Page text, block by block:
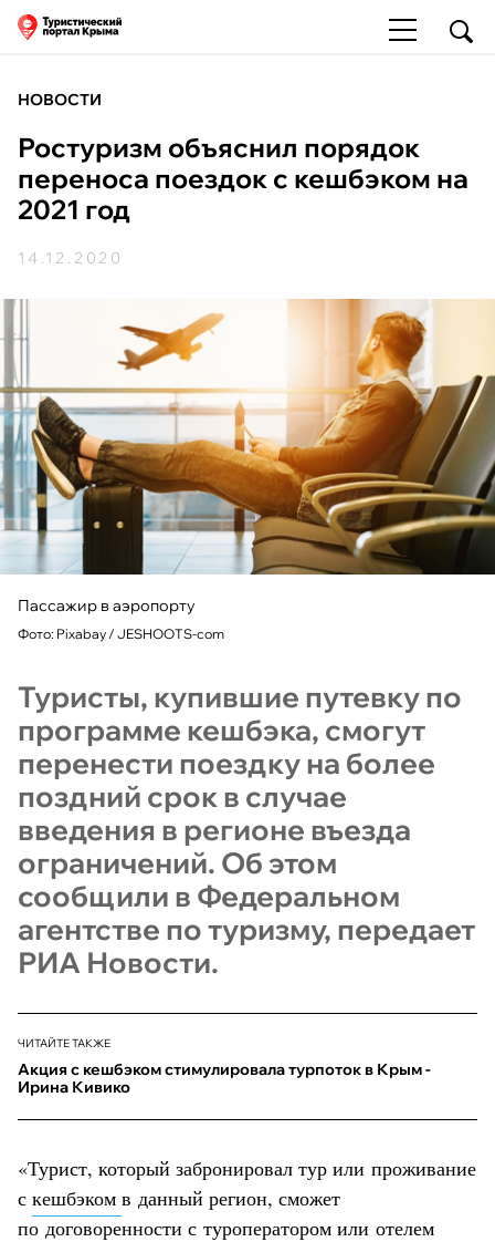
НОВОСТИ
Ростуризм объяснил порядок
переноса поездок с кешбэком на
2021 год
14.12.2020
Пассажир в аэропорту
Фото: Pixabay / JESHOOTS-com
Туристы, купившие путевку по
программе кешбэка, смогут
перенести поездку на более
поздний срок в случае
введения в регионе въезда
ограничений. Об этом
сообщили в Федеральном
агентстве по туризму, передает
РИА Новости.
ЧИТАЙТЕ ТАКЖЕ
Акция с кешбэком стимулировала турпоток в Крым -
Ирина Кивико
«Турист, который забронировал тур или проживание
с кешбэком в данный регион, сможет
по договоренности с туроператором или отелем